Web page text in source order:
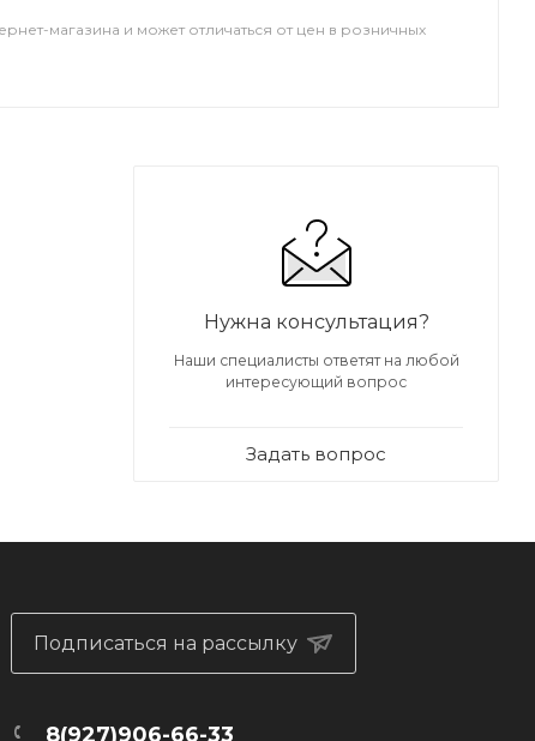
магазина и может отличаться от цен в розничных
Нужна консультация?
Наши специалисты ответят на любой
интересующий вопрос
Задать вопрос
Подписаться на рассылку
8(927)906-66-33